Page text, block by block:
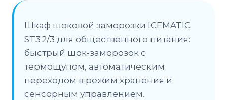
Шкаф шоковой заморозки ICEMATIC
ST3 2/3 для общественного питания:
быстрый шок‑заморозок с
термощупом, автоматическим
переходом в режим хранения и
сенсорным управлением.